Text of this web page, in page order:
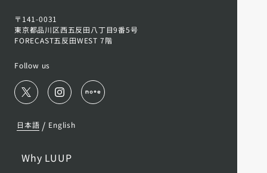
〒141-0031
東京都品川区西五反田八丁目9番5号
FORECAST五反田WEST 7階
Follow us
日本語 / English
Why LUUP